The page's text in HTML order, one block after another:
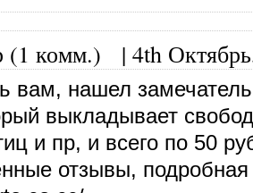
(1 комм.) | 4th
вам, нашел
выкладывает
и пр, и всего по 50
отзывы,